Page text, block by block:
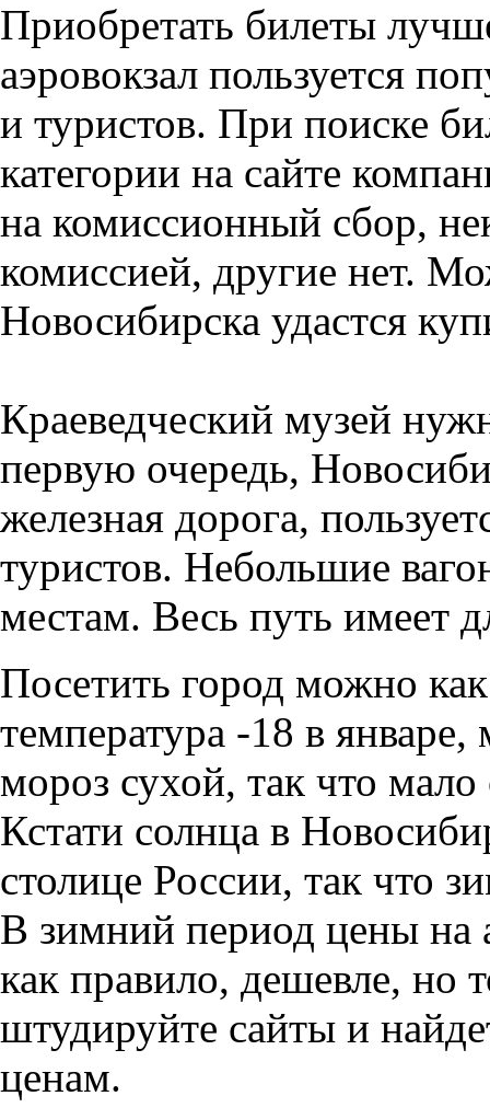
Приобретать билеты
аэровокзал пользуется
и туристов. При поиске
категории на сайте
на комиссионный сбор,
комиссией, другие нет.
Новосибирска удастся
Краеведческий музей
первую очередь,
железная дорога,
туристов. Небольшие
местам. Весь путь имеет
Посетить город можно
температура -18 в
мороз сухой, так что
Кстати солнца в
столице России, так что
В зимний период цены на
как правило, дешевле, но
штудируйте сайты и
ценам.